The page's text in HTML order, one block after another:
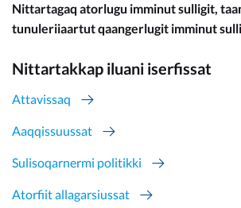
Nittartagaq atorlugu imminut sulligit,
tunuleriiaartut qaangerlugit imminut
Nittartakkap iluani iserfissat
Attavissaq
Aaqqissuussat
Sulisoqarnermi politikki
Atorfiit allagarsiussat